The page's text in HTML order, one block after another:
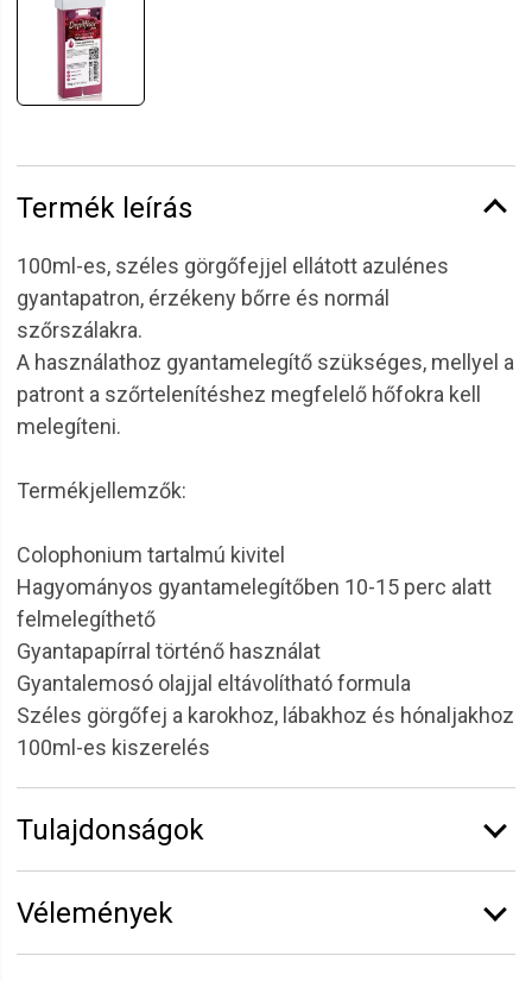
Termék leírás
100ml-es, széles görgőfejjel ellátott azulénes
gyantapatron, érzékeny bőrre és normál
szőrszálakra.
A használathoz gyantamelegítő szükséges, mellyel a
patront a szőrtelenítéshez megfelelő hőfokra kell
melegíteni.
Termékjellemzők:
Colophonium tartalmú kivitel
Hagyományos gyantamelegítőben 10-15 perc alatt
felmelegíthető
Gyantapapírral történő használat
Gyantalemosó olajjal eltávolítható formula
Széles görgőfej a karokhoz, lábakhoz és hónaljakhoz
100ml-es kiszerelés
Tulajdonságok
Kiszerelés:
Vélemények